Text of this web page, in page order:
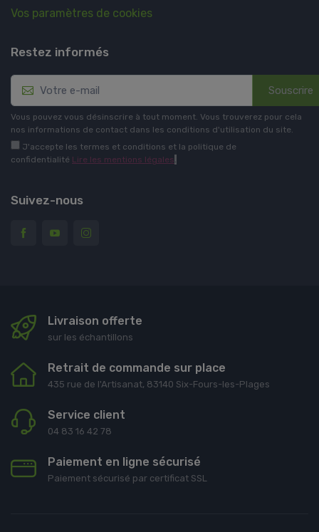
Vos paramètres de cookies
Restez informés
Souscrire
Vous pouvez vous désinscrire à tout moment. Vous trouverez pour cela
nos informations de contact dans les conditions d'utilisation du site.
J'accepte les termes et conditions et la politique de
confidentialité Lire les mentions légales.
Suivez-nous
Livraison offerte
sur les échantillons
Retrait de commande sur place
435 rue de l'Artisanat, 83140 Six-Fours-les-Plages
Service client
04 83 16 42 78
Paiement en ligne sécurisé
Paiement sécurisé par certificat SSL